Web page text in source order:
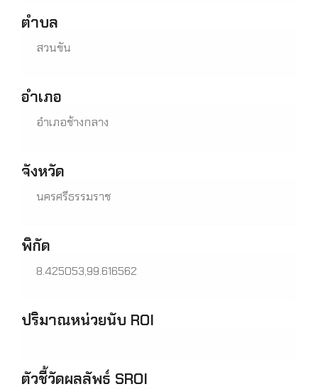
ตำบล
สวนขัน
อำเภอ
อำเภอช้างกลาง
จังหวัด
นครศรีธรรมราช
พิกัด
8.425053,99.616562
ปริมาณหน่วยนับ ROI
ตัวชี้วัดผลลัพธ์ SROI